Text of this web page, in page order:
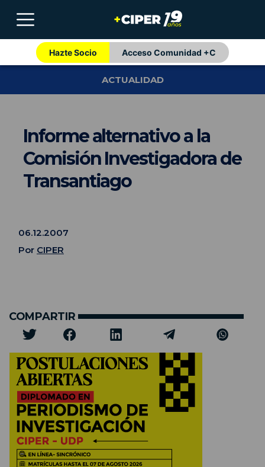
Hazte Socio Acceso Comunidad +C
ACTUALIDAD
Informe alternativo a la
Comisión Investigadora de
Transantiago
06.12.2007
Por CIPER
COMPARTIR